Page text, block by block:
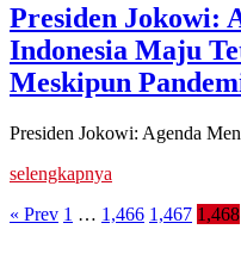
Presiden Jokowi:
Indonesia Maju
Meskipun
Presiden Jokowi: Agenda
selengkapnya
« Prev 1 … 1,466 1,467 1,468